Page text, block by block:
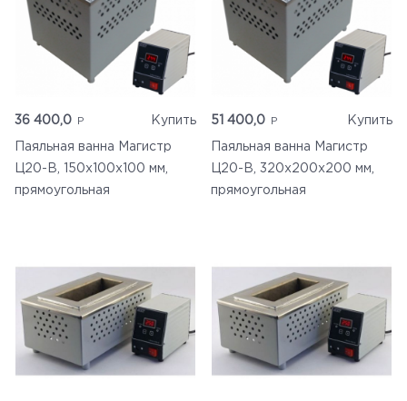
36 400,0 Купить
Паяльная ванна Магистр
Ц20-В, 150х100х100 мм,
прямоугольная
51 400,0 Купить
Паяльная ванна Магистр
Ц20-В, 320х200х200 мм,
прямоугольная